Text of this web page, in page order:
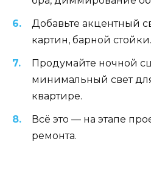
Добавьте акцентный
картин, барной стойки.
Продумайте ночной
минимальный свет
квартире.
Всё это — на этапе
ремонта.